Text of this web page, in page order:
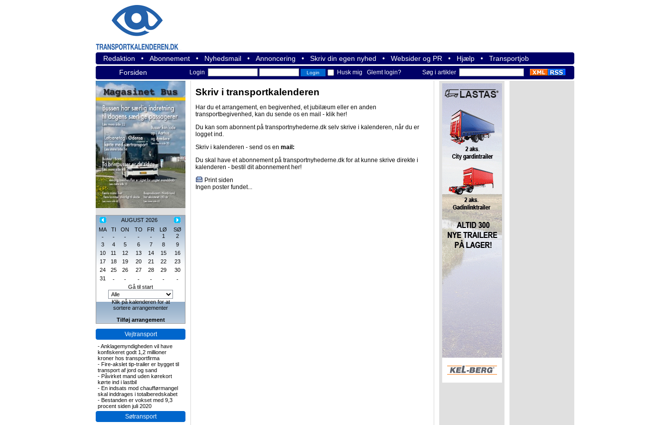
Redaktion • Abonnement • Nyhedsmail • Annoncering • Skriv din egen nyhed • Websider og PR • Hjælp • Transportjob
Forsiden
Login Husk mig Glemt login? Søg i artikler
AUGUST 2026
MA
TI ON TO FR LØ
SØ
-
- - - - 1
2
3
4 5 6 7 8
9
10
11 12 13 14 15
16
17
18 19 20 21 22
23
24
25 26 27 28 29
30
31
- - - - -
-
Gå til start
Klik på kalenderen for at
sortere arrangementer
Tilføj arrangement
Vejtransport
-Anklagemyndigheden vil have
konfiskeret godt 1,2 millioner
kroner hos transportfirma
- Fire-akslet tip-trailer er bygget til
transport af jord og sand
- Påvirket mand uden kørekort
kørte ind i lastbil
- En indsats mod chaufførmangel
skal inddrages i totalberedskabet
- Bestanden er vokset med 9,3
procent siden juli 2020
Søtransport
Skriv i transportkalenderen
Har du et arrangement, en begivenhed, et jubilæum eller en anden
transportbegivenhed, kan du sende os en mail - klik her!
Du kan som abonnent på transportnyhederne.dk selv skrive i kalenderen, når du er
logget ind.
Skriv i kalenderen - send os en mail:
Du skal have et abonnement på transportnyhederne.dk for at kunne skrive direkte i
kalenderen - bestil dit abonnement her!
Print siden
Ingen poster fundet...